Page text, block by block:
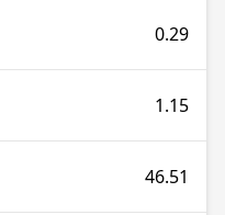
0.29
1.15
46.51